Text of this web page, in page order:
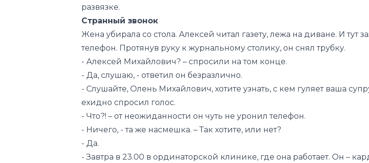
развязке.
Странный звонок
Жена убирала со стола. Алексей читал газету, лежа на диване. И тут
телефон. Протянув руку к журнальному столику, он снял трубку.
- Алексей Михайлович? – спросили на том конце.
- Да, слушаю, - ответил он безразлично.
- Слушайте, Олень Михайлович, хотите узнать, с кем гуляет ваша
ехидно спросил голос.
- Что?! – от неожиданности он чуть не уронил телефон.
- Ничего, - та же насмешка. – Так хотите, или нет?
- Да.
- Завтра в 23.00 в ординаторской клинике, где она работает. Он –